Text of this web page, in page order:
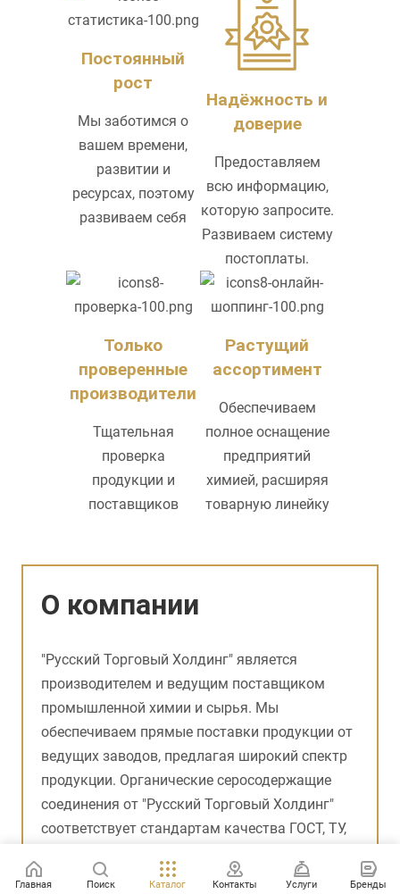
Постоянный
рост
Мы заботимся о
вашем времени,
развитии и
ресурсах, поэтому
развиваем себя
Надёжность и
доверие
Предоставляем
всю информацию,
которую запросите.
Развиваем систему
постоплаты.
Только
проверенные
производители
Тщательная
проверка
продукции и
поставщиков
Растущий
ассортимент
Обеспечиваем
полное оснащение
предприятий
химией, расширяя
товарную линейку
О компании
"Русский Торговый Холдинг" является
производителем и ведущим поставщиком
промышленной химии и сырья. Мы
обеспечиваем прямые поставки продукции от
ведущих заводов, предлагая широкий спектр
продукции. Органические серосодержащие
соединения от "Русский Торговый Холдинг"
соответствует стандартам качества ГОСТ, ТУ,
безопасности в соответствии с отраслевыми
Главная Поиск Каталог Контакты Услуги Бренды